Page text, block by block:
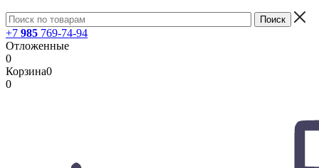
+7 985 769-74-94
Отложенные
0
Корзина0
0